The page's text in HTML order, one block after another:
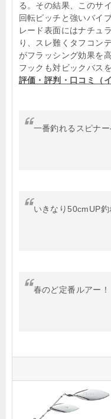
る。その結果、このサ
回転ピッチと強いバイ
レード表面にはナチュ
り、スレ難くタフコン
がフラッシング効果を
フックも対ビックバス
評価・評判・口コミ（イ
一番釣れるスピナー
いきなり50cmUP釣
春のど定番ルアー！